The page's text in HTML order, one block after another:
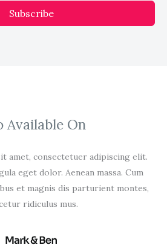
Subscribe
Available On
amet, consectetuer adipiscing elit.
eget dolor. Aenean massa. Cum
et magnis dis parturient montes,
ridiculus mus.